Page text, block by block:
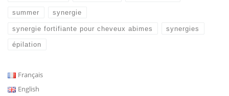
summer synergie
synergie fortifiante pour cheveux abimes synergies
épilation
Français
English